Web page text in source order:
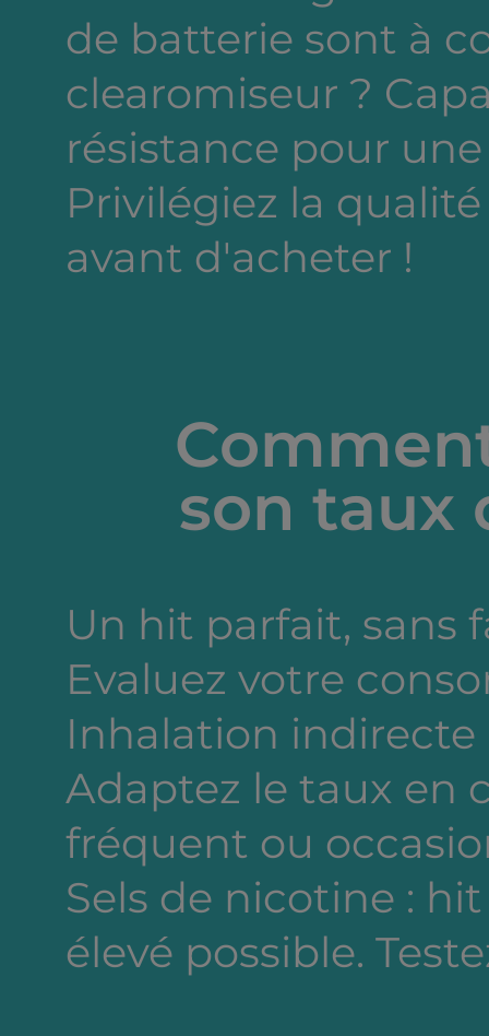
de batterie sont à
clearomiseur ?
résistance pour
Privilégiez la
avant d'acheter !
son taux
Un hit parfait, sans
Evaluez votre
Inhalation indirecte
Adaptez le taux en
fréquent ou
Sels de nicotine :
élevé possible.